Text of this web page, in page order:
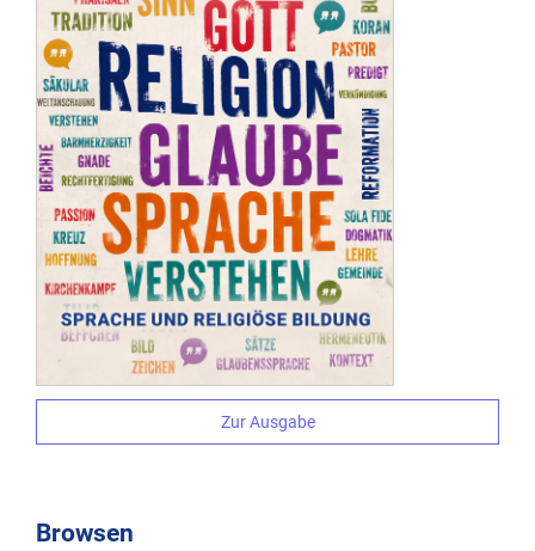
Zur Ausgabe
Browsen